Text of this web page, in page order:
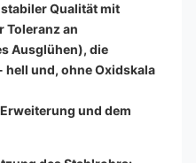
Qualität mit
Toleranz an
Ausglühen), die
und, ohne Oxidskala
und dem